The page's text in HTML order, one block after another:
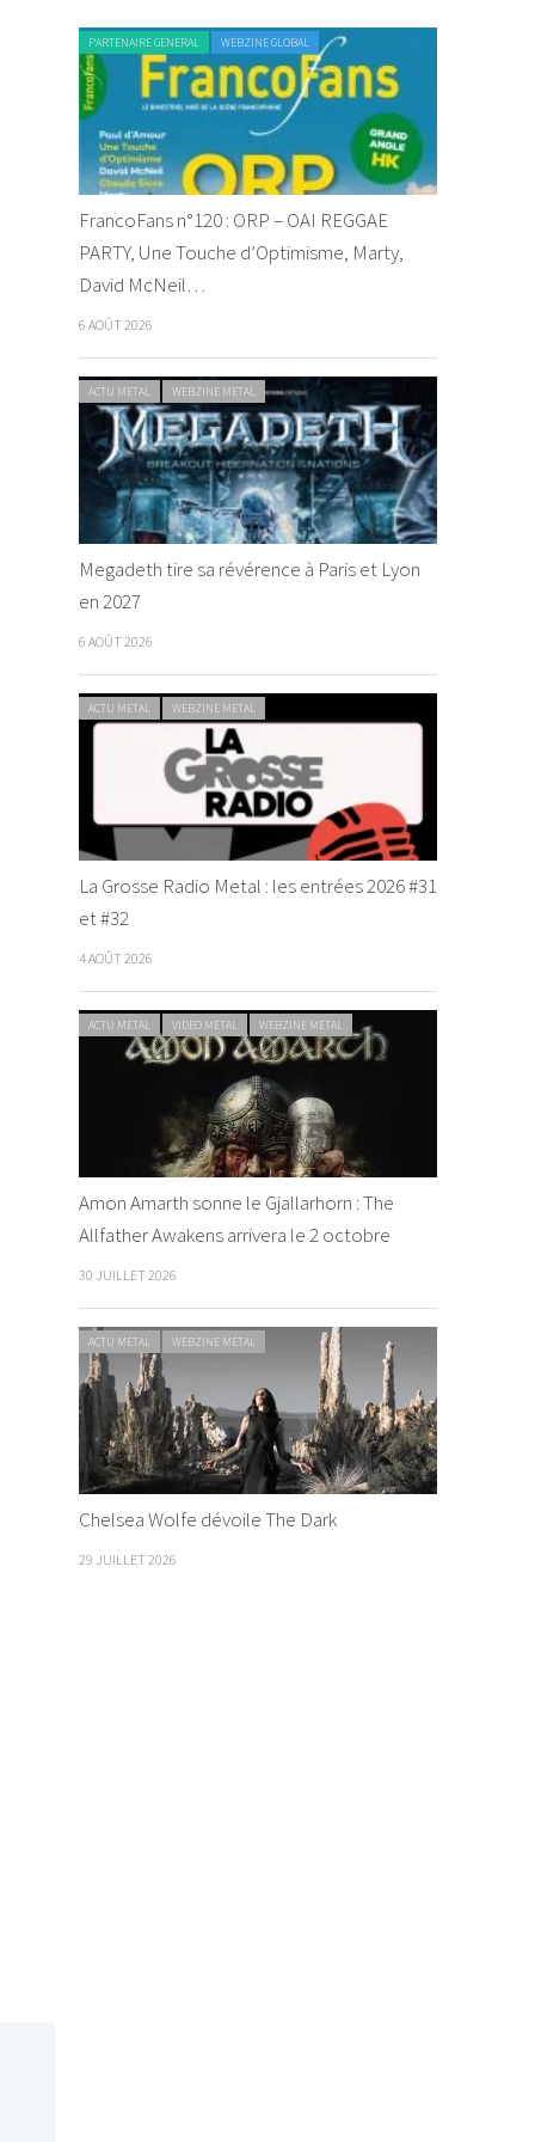
PARTENAIRE GENERAL WEBZINE GLOBAL
FrancoFans n°120 : ORP – OAI REGGAE
PARTY, Une Touche d’Optimisme, Marty,
David McNeil…
6 AOÛT 2026
ACTU METAL WEBZINE METAL
Megadeth tire sa révérence à Paris et Lyon
en 2027
6 AOÛT 2026
ACTU METAL WEBZINE METAL
La Grosse Radio Metal : les entrées 2026 #31
et #32
4 AOÛT 2026
ACTU METAL VIDEO METAL WEBZINE METAL
Amon Amarth sonne le Gjallarhorn : The
Allfather Awakens arrivera le 2 octobre
30 JUILLET 2026
ACTU METAL WEBZINE METAL
Chelsea Wolfe dévoile The Dark
29 JUILLET 2026